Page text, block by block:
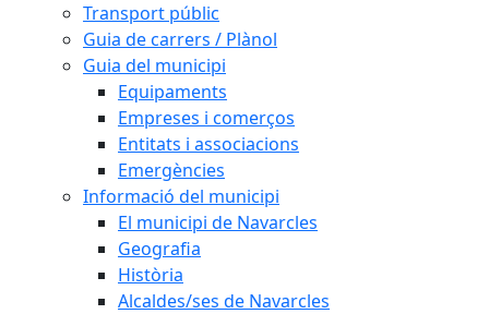
Transport públic
Guia de carrers / Plànol
Guia del municipi
Equipaments
Empreses i comerços
Entitats i associacions
Emergències
Informació del municipi
El municipi de Navarcles
Geografia
Història
Alcaldes/ses de Navarcles